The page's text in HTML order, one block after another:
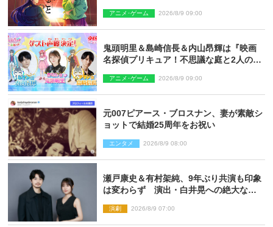
アニメ･ゲーム 2026/8/9 09:00
鬼頭明里＆島崎信長＆内山昂輝は『映画
名探偵プリキュア！不思議な庭と2人の秘
アニメ･ゲーム 2026/8/9 09:00
元007ピアース・ブロスナン、妻が素敵シ
ョットで結婚25周年をお祝い
エンタメ 2026/8/9 08:00
瀬戸康史＆有村架純、9年ぶり共演も印象
は変わらず 演出・白井晃への絶大なる
演劇 2026/8/9 07:00